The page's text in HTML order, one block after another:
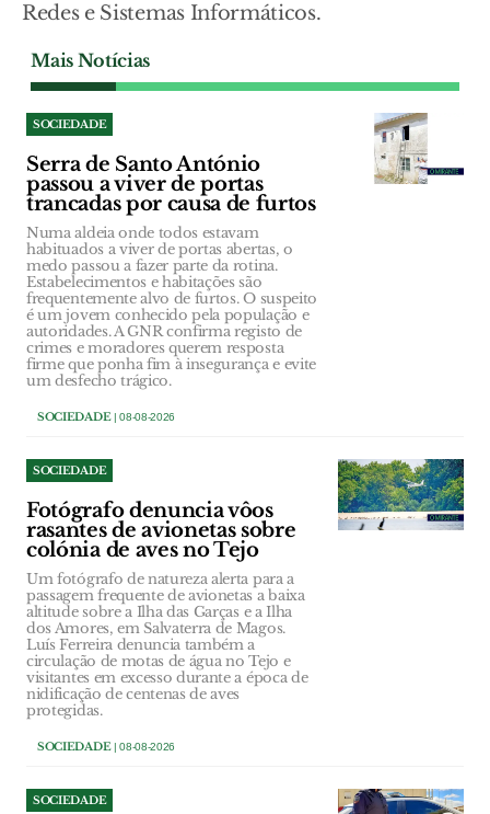
Redes e Sistemas Informáticos.
Mais Notícias
SOCIEDADE
Serra de Santo António
passou a viver de portas
trancadas por causa de furtos
Numa aldeia onde todos estavam
habituados a viver de portas abertas, o
medo passou a fazer parte da rotina.
Estabelecimentos e habitações são
frequentemente alvo de furtos. O suspeito
é um jovem conhecido pela população e
autoridades. A GNR confirma registo de
crimes e moradores querem resposta
firme que ponha fim à insegurança e evite
um desfecho trágico.
SOCIEDADE| 08-08-2026
SOCIEDADE
Fotógrafo denuncia vôos
rasantes de avionetas sobre
colónia de aves no Tejo
Um fotógrafo de natureza alerta para a
passagem frequente de avionetas a baixa
altitude sobre a Ilha das Garças e a Ilha
dos Amores, em Salvaterra de Magos.
Luís Ferreira denuncia também a
circulação de motas de água no Tejo e
visitantes em excesso durante a época de
nidificação de centenas de aves
protegidas.
SOCIEDADE| 08-08-2026
SOCIEDADE